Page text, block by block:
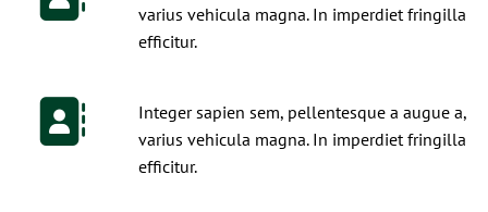
varius vehicula magna. In imperdiet fringilla
efficitur.
Integer sapien sem, pellentesque a augue a,
varius vehicula magna. In imperdiet fringilla
efficitur.